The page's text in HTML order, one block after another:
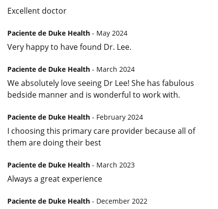
Excellent doctor
Paciente de Duke Health - May 2024
Very happy to have found Dr. Lee.
Paciente de Duke Health - March 2024
We absolutely love seeing Dr Lee! She has fabulous
bedside manner and is wonderful to work with.
Paciente de Duke Health - February 2024
I choosing this primary care provider because all of
them are doing their best
Paciente de Duke Health - March 2023
Always a great experience
Paciente de Duke Health - December 2022